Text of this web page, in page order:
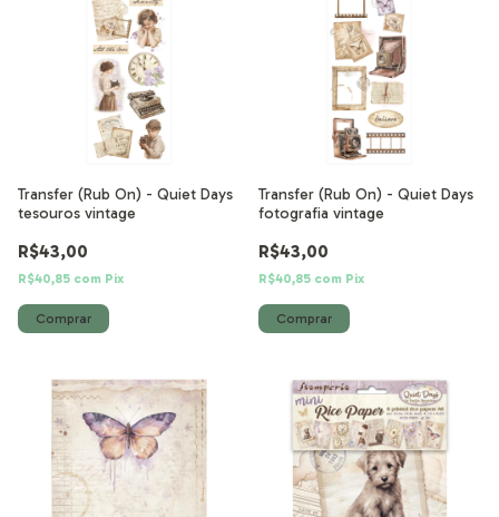
Transfer (Rub On) - Quiet Days
tesouros vintage
R$43,00
R$40,85 com Pix
Transfer (Rub On) - Quiet Days
fotografia vintage
R$43,00
R$40,85 com Pix